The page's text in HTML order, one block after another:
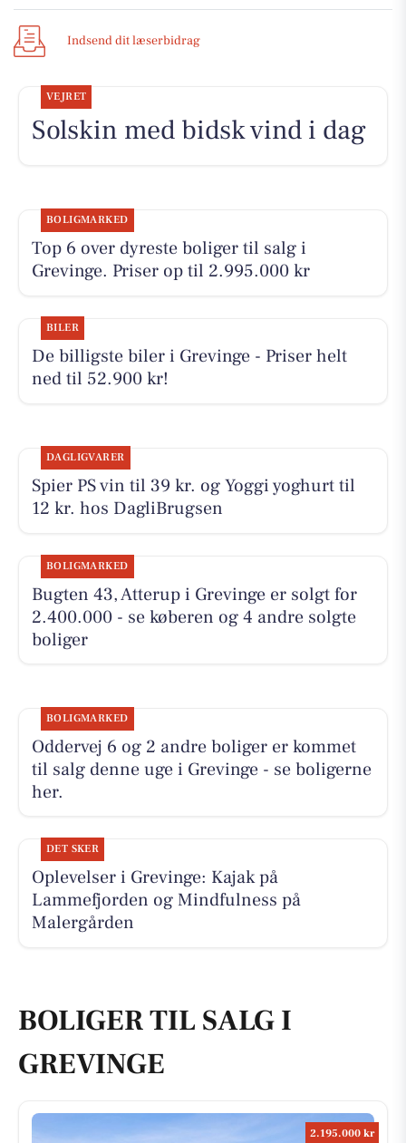
Indsend dit læserbidrag
VEJRET
Solskin med bidsk vind i dag
BOLIGMARKED
Top 6 over dyreste boliger til salg i
Grevinge. Priser op til 2.995.000 kr
BILER
De billigste biler i Grevinge - Priser helt
ned til 52.900 kr!
DAGLIGVARER
Spier PS vin til 39 kr. og Yoggi yoghurt til
12 kr. hos DagliBrugsen
BOLIGMARKED
Bugten 43, Atterup i Grevinge er solgt for
2.400.000 - se køberen og 4 andre solgte
boliger
BOLIGMARKED
Oddervej 6 og 2 andre boliger er kommet
til salg denne uge i Grevinge - se boligerne
her.
DET SKER
Oplevelser i Grevinge: Kajak på
Lammefjorden og Mindfulness på
Malergården
BOLIGER TIL SALG I
GREVINGE
2.195.000 kr